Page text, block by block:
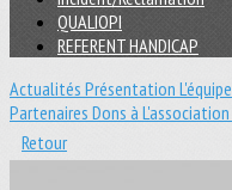
QUALIOPI
REFERENT HANDICAP
Actualités Présentation L'équipe
Partenaires Dons à L'association
Retour